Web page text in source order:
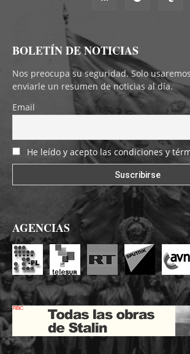
BOLETÍN DE NOTICIAS
Nos preocupa su seguridad. Solo
enviarle un resumen de noticias al día.
Email
He leído y acepto las condiciones y
AGENCIAS